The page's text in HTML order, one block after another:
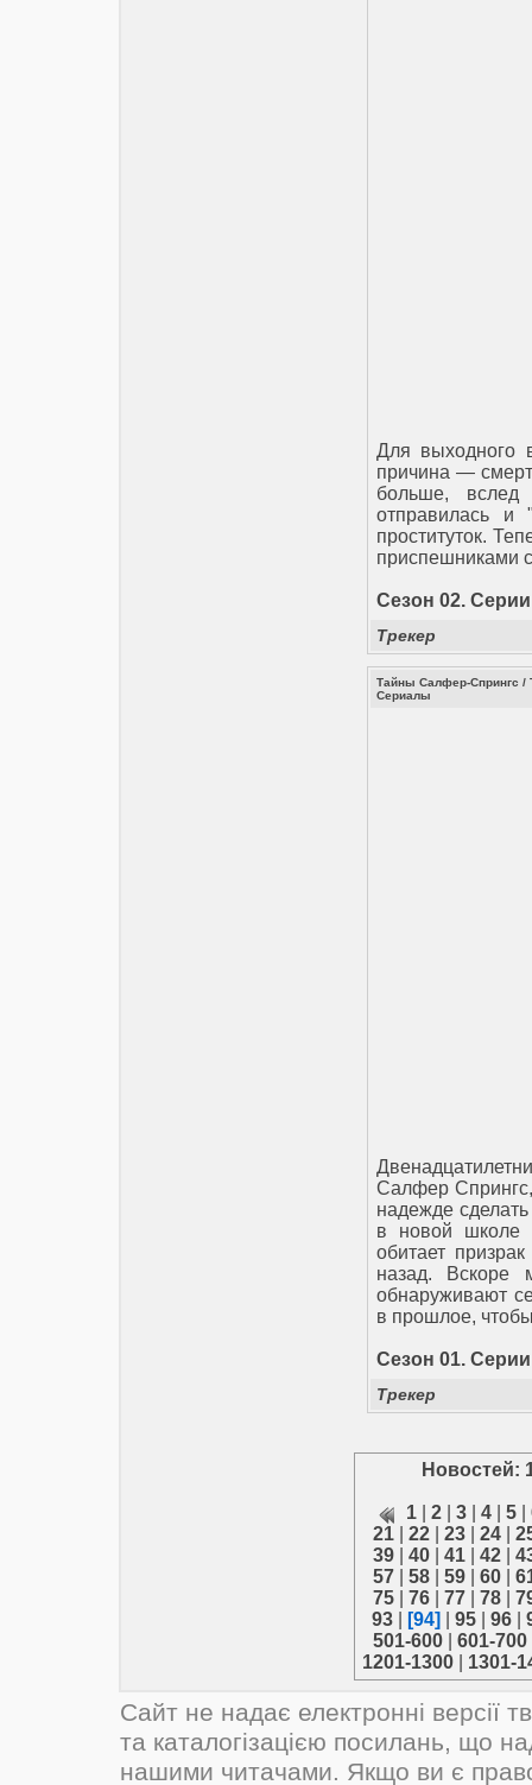
Для выходного
причина —
больше,
отправилась
проституток.
приспешниками
Сезон 02.
Трекер
Тайны Салфер-Спрингс /
Сериалы
Салфер
надежде
в новой школе
обитает
назад. Вскоре
обнаруживают
в прошлое,
Сезон 01.
Трекер
Новостей:
1| 2| 3| 4| 5|
21
22 23 24
39
40 41 42
57
58 59 60
75
76 77 78
93| [94] 95| 96|
501-600
601-700
1201-1300| 1301-
Сайт не надає електронні версії
та каталогізацією посилань, що
нашими читачами. Якщо ви є